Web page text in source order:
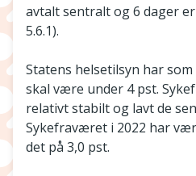
avtalt sentralt og 6 dager
5.6.1).
Statens helsetilsyn har
skal være under 4 pst.
relativt stabilt og lavt de
Sykefraværet i 2022 har
det på 3,0 pst.